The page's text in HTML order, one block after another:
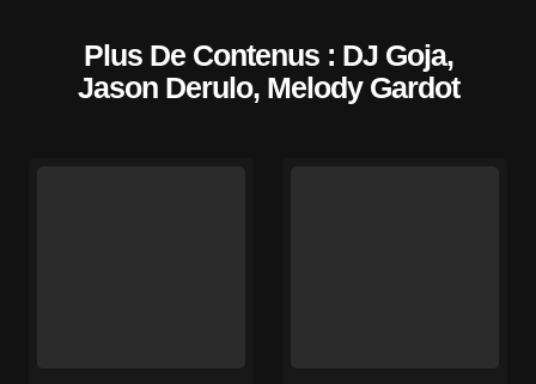
Plus De Contenus : DJ Goja,
Jason Derulo, Melody Gardot